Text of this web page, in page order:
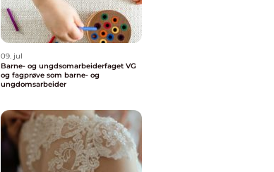
09. jul
Barne- og ungdsomarbeiderfaget VG
og fagprøve som barne- og
ungdomsarbeider